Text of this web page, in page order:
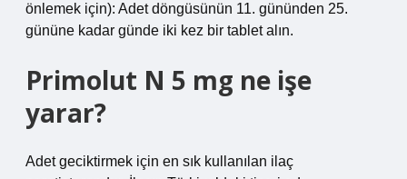
önlemek için): Adet döngüsünün 11. gününden 25.
gününe kadar günde iki kez bir tablet alın.
Primolut N 5 mg ne işe
yarar?
Adet geciktirmek için en sık kullanılan ilaç